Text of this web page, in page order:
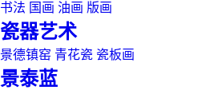
书法 国画 油画 版画
瓷器艺术
景德镇窑 青花瓷 瓷板画
景泰蓝